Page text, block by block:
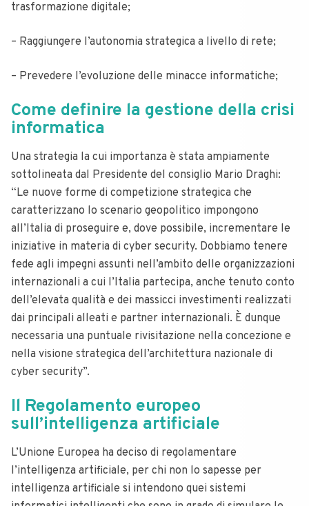
trasformazione digitale;
– Raggiungere l’autonomia strategica a livello di rete;
– Prevedere l’evoluzione delle minacce informatiche;
Come definire la gestione della crisi
informatica
Una strategia la cui importanza è stata ampiamente
sottolineata dal Presidente del consiglio Mario Draghi:
“Le nuove forme di competizione strategica che
caratterizzano lo scenario geopolitico impongono
all’Italia di proseguire e, dove possibile, incrementare le
iniziative in materia di cyber security. Dobbiamo tenere
fede agli impegni assunti nell’ambito delle organizzazioni
internazionali a cui l’Italia partecipa, anche tenuto conto
dell’elevata qualità e dei massicci investimenti realizzati
dai principali alleati e partner internazionali. È dunque
necessaria una puntuale rivisitazione nella concezione e
nella visione strategica dell’architettura nazionale di
cyber security”.
Il Regolamento europeo
sull’intelligenza artificiale
L’Unione Europea ha deciso di regolamentare
l’intelligenza artificiale, per chi non lo sapesse per
intelligenza artificiale si intendono quei sistemi